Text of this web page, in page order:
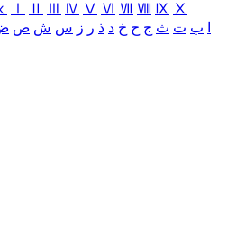
Ⅳ Ⅴ Ⅵ Ⅶ Ⅷ Ⅸ Ⅹ
ب ت ث ج ح خ د ذ ر ز س ش ص